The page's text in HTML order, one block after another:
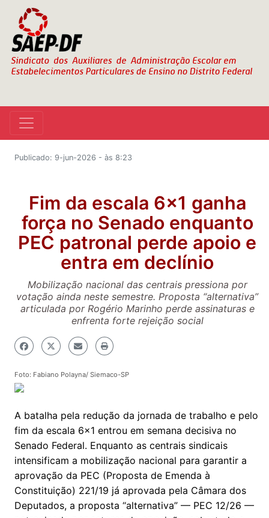
Publicado: 9-jun-2026 - às 8:23
Fim da escala 6×1 ganha
força no Senado enquanto
PEC patronal perde apoio e
entra em declínio
Mobilização nacional das centrais pressiona por
votação ainda neste semestre. Proposta “alternativa”
articulada por Rogério Marinho perde assinaturas e
enfrenta forte rejeição social
Foto: Fabiano Polayna/ Siemaco-SP
A batalha pela redução da jornada de trabalho e pelo
fim da escala 6×1 entrou em semana decisiva no
Senado Federal. Enquanto as centrais sindicais
intensificam a mobilização nacional para garantir a
aprovação da PEC (Proposta de Emenda à
Constituição) 221/19 já aprovada pela Câmara dos
Deputados, a proposta “alternativa” — PEC 12/26 —